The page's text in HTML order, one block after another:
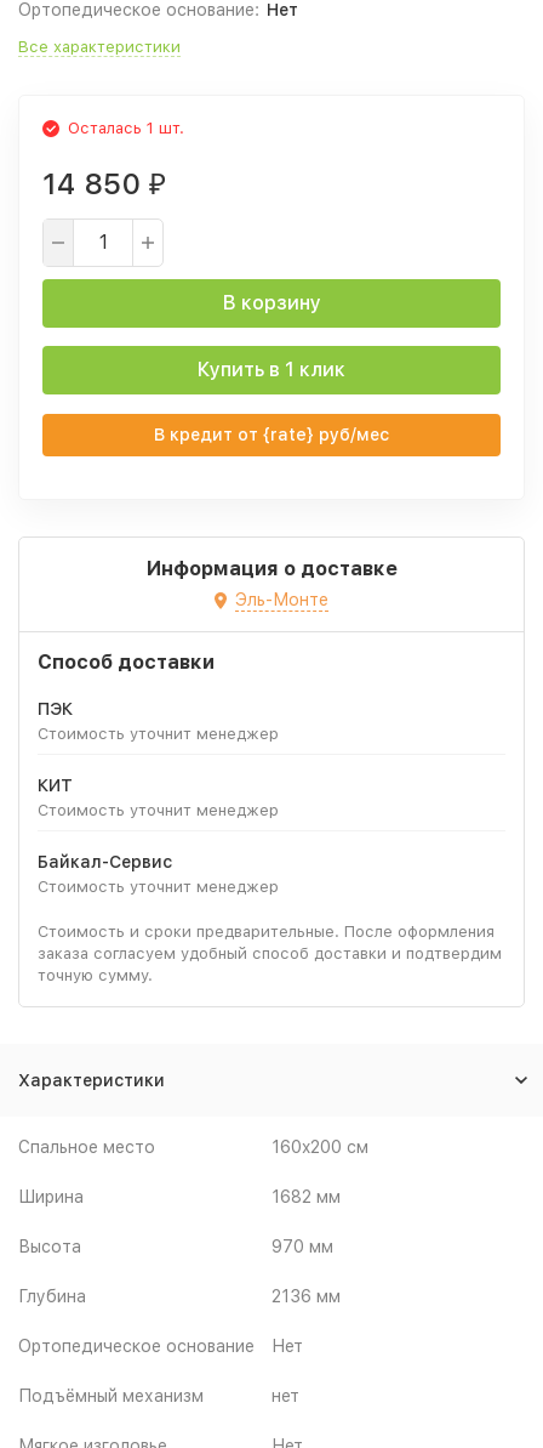
Ортопедическое основание: Нет
Все характеристики
Осталась 1 шт.
14 850 ₽
В корзину
Купить в 1 клик
В кредит от {rate} руб/мес
Информация о доставке
Эль-Монте
Способ доставки
ПЭК
Стоимость уточнит менеджер
КИТ
Стоимость уточнит менеджер
Байкал-Сервис
Стоимость уточнит менеджер
Стоимость и сроки предварительные. После оформления
заказа согласуем удобный способ доставки и подтвердим
точную сумму.
Характеристики
Спальное место 160x200 см
Ширина 1682 мм
Высота 970 мм
Глубина 2136 мм
Ортопедическое основание Нет
Подъёмный механизм нет